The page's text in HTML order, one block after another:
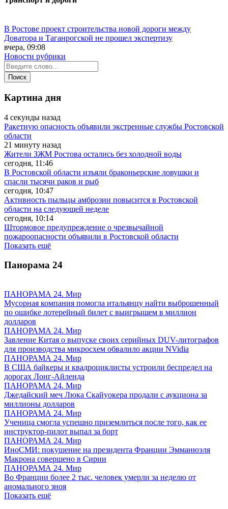
В Ростове проект строительства новой дороги между
Доватора и Таганрогской не прошел экспертизу
вчера, 09:08
Новости рубрики
Картина дня
4 секунды назад
Ракетную опасность объявили экстренные службы Ростовской
области
21 минуту назад
Жители ЗЖМ Ростова остались без холодной воды
сегодня, 11:46
В Ростовской области изъяли браконьерские ловушки и
спасли тысячи раков и рыб
сегодня, 10:47
Активность пыльцы амброзии повысится в Ростовской
области на следующей неделе
сегодня, 10:14
Штормовое предупреждение о чрезвычайной
пожароопасности объявили в Ростовской области
Показать ещё
Панорама 24
ПАНОРАМА 24. Мир
Мусорная компания помогла итальянцу найти выброшенный
по ошибке лотерейный билет с выигрышем в миллион
долларов
ПАНОРАМА 24. Мир
Завление Китая о выпуске своих серийных DUV-литографов
для производства микросхем обвалило акции NVidia
ПАНОРАМА 24. Мир
В США байкеры и квадроциклисты устроили беспредел на
дорогах Лонг-Айленда
ПАНОРАМА 24. Мир
Джедайский меч Люка Скайуокера продали с аукциона за
миллионы долларов
ПАНОРАМА 24. Мир
Ученица смогла успешно приземлиться после того, как ее
инструктор-пилот выпал за борт
ПАНОРАМА 24. Мир
ИноСМИ: покушение на президента Франции Эмманюэля
Макрона совершено в Сирии
ПАНОРАМА 24. Мир
Во Франции более 2 тыс. человек умерли за неделю от
аномального зноя
Показать ещё